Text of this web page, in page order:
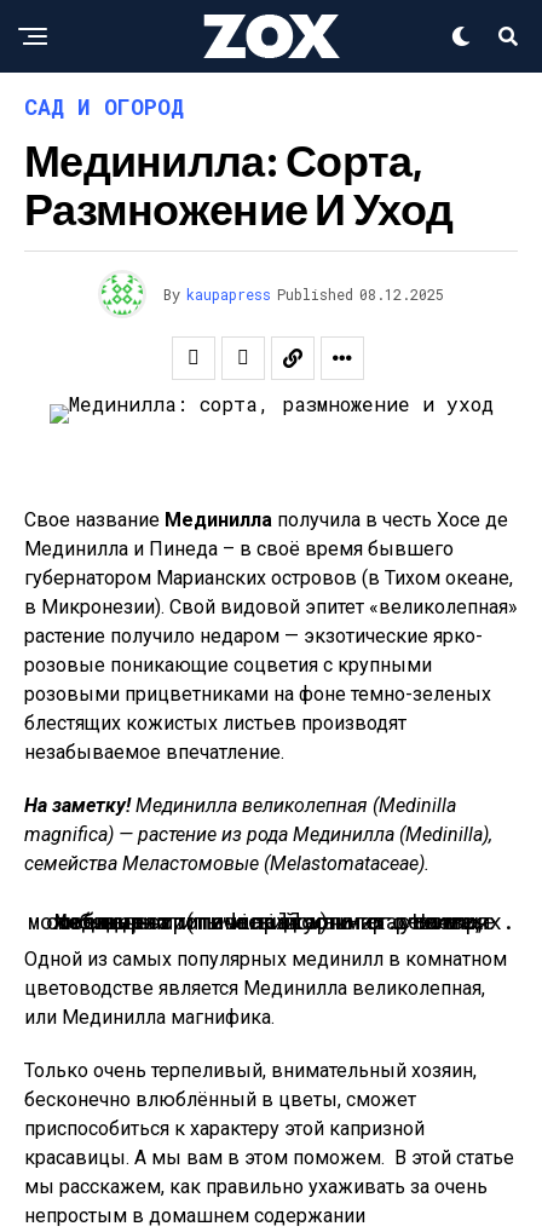
САД И ОГОРОД
Мединилла: Сорта,
Размножение И Уход
By kaupapress Published 08.12.2025
Свое название Мединилла получила в честь Хосе де
Мединилла и Пинеда – в своё время бывшего
губернатором Марианских островов (в Тихом океане,
в Микронезии). Свой видовой эпитет «великолепная»
растение получило недаром — экзотические ярко-
розовые поникающие соцветия с крупными
розовыми прицветниками на фоне темно-зеленых
блестящих кожистых листьев производят
незабываемое впечатление.
На заметку!Мединилла великолепная (Medinilla
magnifica) — растение из рода Мединилла (Medinilla),
семейства Меластомовые (Melastomataceae).
Мединилла (medinilla) — растение, любящее тропический климат. Но при соблюдении температурного режима, освещенности и влажности его все же можно вырастить и в домашних условиях.
Одной из самых популярных мединилл в комнатном
цветоводстве является Мединилла великолепная,
или Мединилла магнифика.
Только очень терпеливый, внимательный хозяин,
бесконечно влюблённый в цветы, сможет
приспособиться к характеру этой капризной
красавицы. А мы вам в этом поможем. В этой статье
мы расскажем, как правильно ухаживать за очень
непростым в домашнем содержании